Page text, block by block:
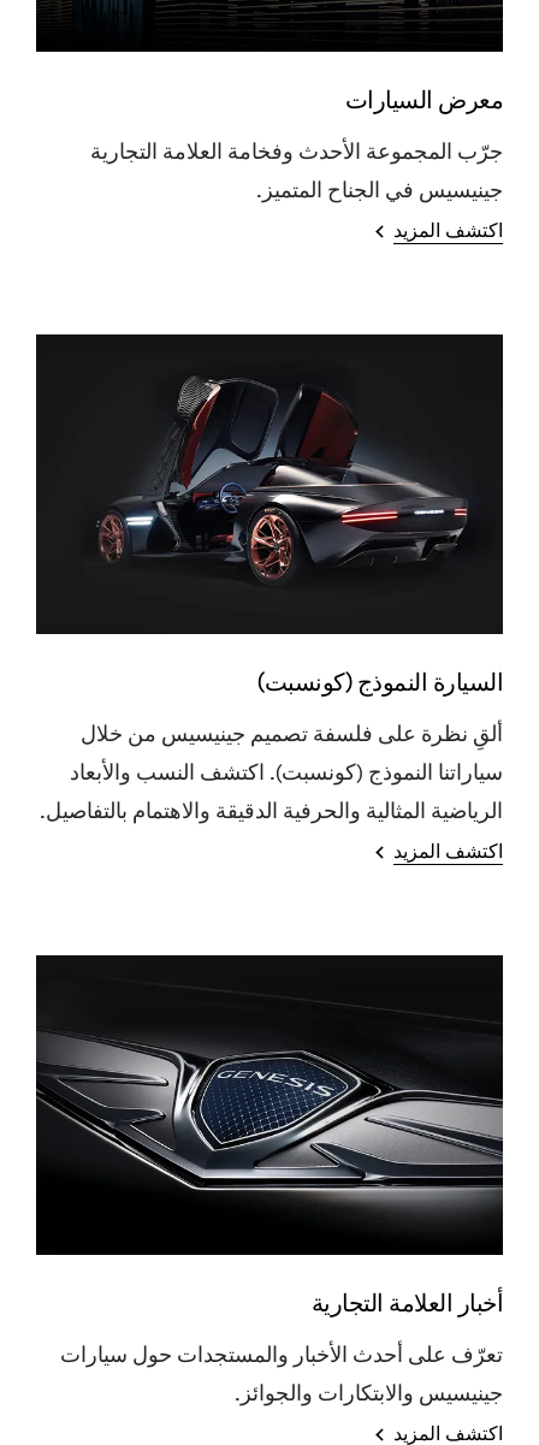
معرض السيارات
جرّب المجموعة الأحدث وفخامة العلامة التجارية
جينيسيس في الجناح المتميز.
اكتشف المزيد
السيارة النموذج (كونسبت)
ألقِ نظرة على فلسفة تصميم جينيسيس من خلال
سياراتنا النموذج (كونسبت). اكتشف النسب والأبعاد
الرياضية المثالية والحرفية الدقيقة والاهتمام بالتفاصيل.
اكتشف المزيد
أخبار العلامة التجارية
تعرّف على أحدث الأخبار والمستجدات حول سيارات
جينيسيس والابتكارات والجوائز.
اكتشف المزيد